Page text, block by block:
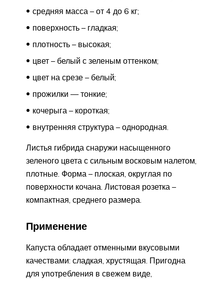
средняя масса – от 4 до 6 кг;
поверхность – гладкая;
плотность – высокая;
цвет – белый с зеленым оттенком;
цвет на срезе – белый;
прожилки — тонкие;
кочерыга – короткая;
внутренняя структура – однородная.
Листья гибрида снаружи насыщенного
зеленого цвета с сильным восковым налетом,
плотные. Форма – плоская, округлая по
поверхности кочана. Листовая розетка –
компактная, среднего размера.
Применение
Капуста обладает отменными вкусовыми
качествами: сладкая, хрустящая. Пригодна
для употребления в свежем виде,